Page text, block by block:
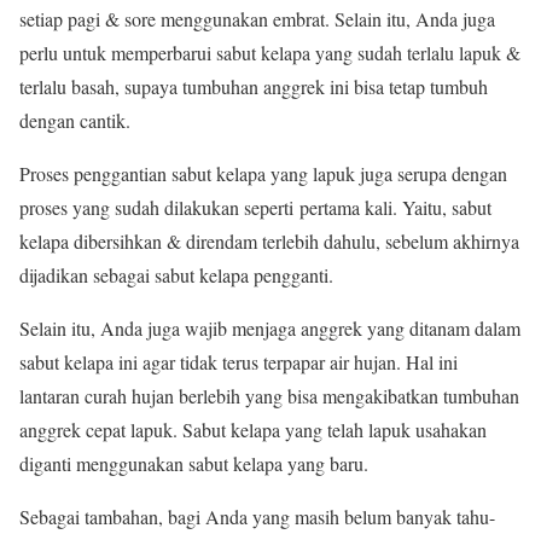
setiap pagi & sore menggunakan embrat. Selain itu, Anda juga
perlu untuk memperbarui sabut kelapa yang sudah terlalu lapuk &
terlalu basah, supaya tumbuhan anggrek ini bisa tetap tumbuh
dengan cantik.
Proses penggantian sabut kelapa yang lapuk juga serupa dengan
proses yang sudah dilakukan seperti pertama kali. Yaitu, sabut
kelapa dibersihkan & direndam terlebih dahulu, sebelum akhirnya
dijadikan sebagai sabut kelapa pengganti.
Selain itu, Anda juga wajib menjaga anggrek yang ditanam dalam
sabut kelapa ini agar tidak terus terpapar air hujan. Hal ini
lantaran curah hujan berlebih yang bisa mengakibatkan tumbuhan
anggrek cepat lapuk. Sabut kelapa yang telah lapuk usahakan
diganti menggunakan sabut kelapa yang baru.
Sebagai tambahan, bagi Anda yang masih belum banyak tahu-